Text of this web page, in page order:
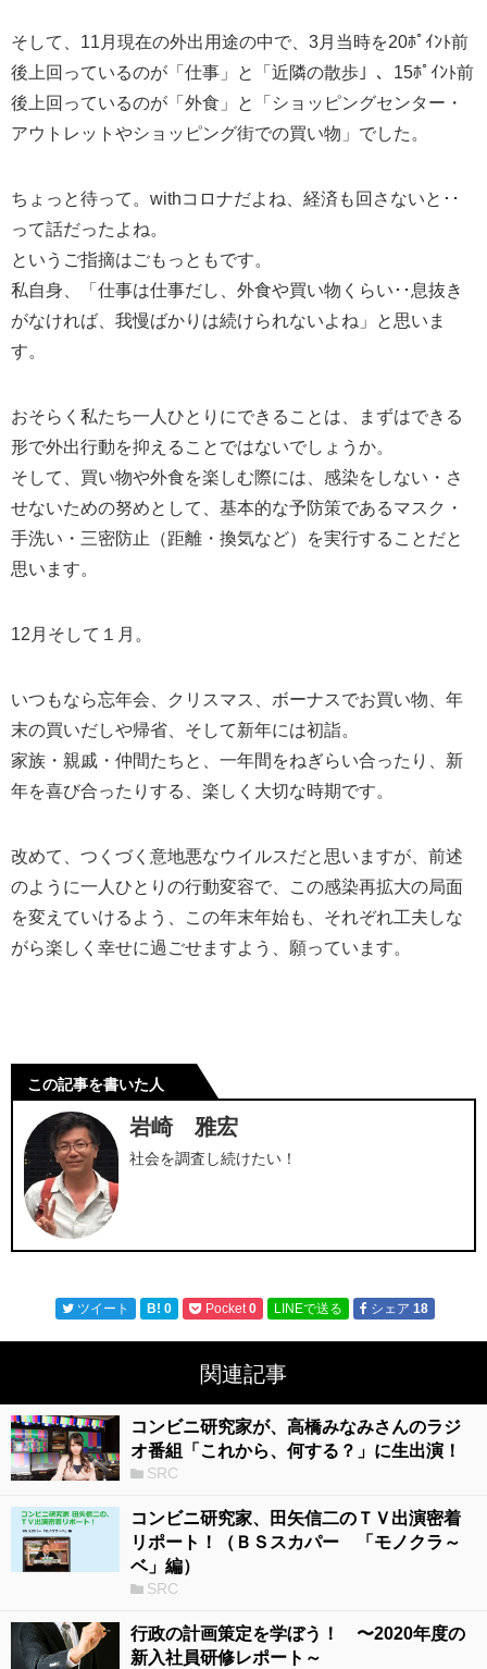
そして、11月現在の外出用途の中で、3月当時を20ﾎﾟｲﾝﾄ前
後上回っているのが「仕事」と「近隣の散歩」、15ﾎﾟｲﾝﾄ前
後上回っているのが「外食」と「ショッピングセンター・
アウトレットやショッピング街での買い物」でした。
ちょっと待って。withコロナだよね、経済も回さないと･･
って話だったよね。
というご指摘はごもっともです。
私自身、「仕事は仕事だし、外食や買い物くらい･･息抜き
がなければ、我慢ばかりは続けられないよね」と思いま
す。
おそらく私たち一人ひとりにできることは、まずはできる
形で外出行動を抑えることではないでしょうか。
そして、買い物や外食を楽しむ際には、感染をしない・さ
せないための努めとして、基本的な予防策であるマスク・
手洗い・三密防止（距離・換気など）を実行することだと
思います。
12月そして１月。
いつもなら忘年会、クリスマス、ボーナスでお買い物、年
末の買いだしや帰省、そして新年には初詣。
家族・親戚・仲間たちと、一年間をねぎらい合ったり、新
年を喜び合ったりする、楽しく大切な時期です。
改めて、つくづく意地悪なウイルスだと思いますが、前述
のように一人ひとりの行動変容で、この感染再拡大の局面
を変えていけるよう、この年末年始も、それぞれ工夫しな
がら楽しく幸せに過ごせますよう、願っています。
この記事を書いた人
岩崎 雅宏
社会を調査し続けたい！
ツイート B! 0 Pocket0 LINEで送る シェア 18
関連記事
コンビニ研究家が、高橋みなみさんのラジ
オ番組「これから、何する？」に生出演！
SRC
コンビニ研究家、田矢信二のＴＶ出演密着
リポート！（ＢＳスカパー 「モノクラ～
ベ」編）
SRC
行政の計画策定を学ぼう！ 〜2020年度の
新入社員研修レポート～